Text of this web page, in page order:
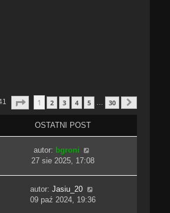
Strona 1Z 30
1 2 3 4 5 … 30
OSTATNI POST
autor: bgroni
27 sie 2025, 17:08
autor:Jasiu_20
09 paź 2024, 19:36